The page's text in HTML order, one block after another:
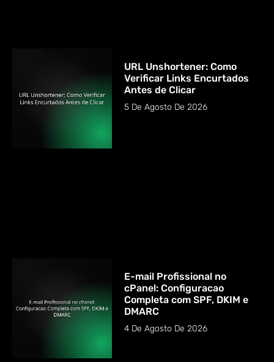
URL Unshortener: Como
Verificar Links Encurtados
Antes de Clicar
5 De Agosto De 2026
E-mail Profissional no
cPanel: Configuracao
Completa com SPF, DKIM e
DMARC
4 De Agosto De 2026